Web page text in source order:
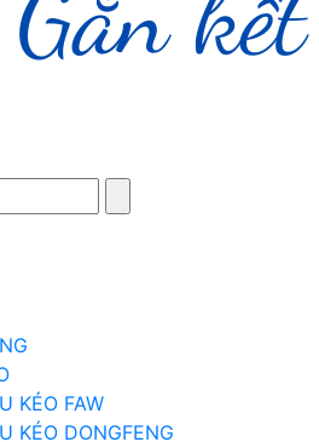
KÉO FAW
KÉO DONGFENG